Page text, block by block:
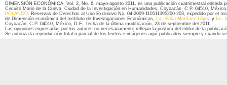
DIMENSIÓN ECONÓMICA, Vol. 2, No. 6, mayo-agosto 2011, es una publicación cuatrimestral
Circuito Mario de la Cueva, Ciudad de la Investigación en Humanidades, Coyoacán, C.P. 04510,
POLANCO . Reservas de Derechos al Uso Exclusivo No. 04-2009-110511395200-203, expedido por
de Dimensión económica del Instituto de Investigaciones Económicas,
Lic. Erika Martínez López y
Lic.
Coyoacán, C.P. 04510, México, D.F., fecha de la última modificación, 23 de septiembre del 2011.
Las opiniones expresadas por los autores no necesariamente reflejan la postura del editor de la
Se autoriza la reproducción total o parcial de los textos e imágenes aquí publicados siempre y cuando